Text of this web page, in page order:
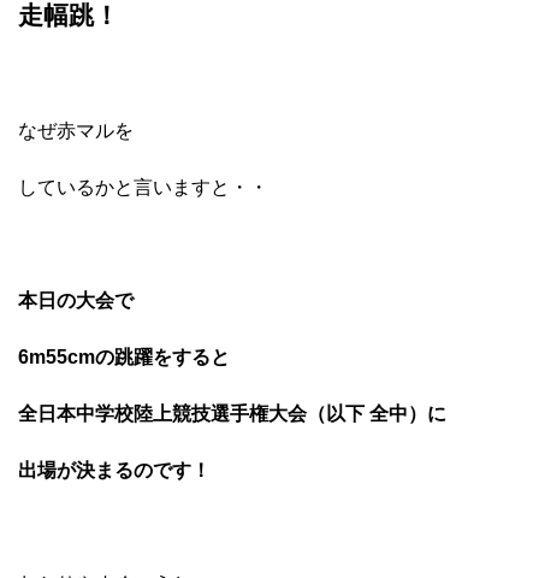
走幅跳！
なぜ赤マルを
しているかと言いますと・・
本日の大会で
6m55cmの跳躍をすると
全日本中学校陸上競技選手権大会（以下 全中）に
出場が決まるのです！